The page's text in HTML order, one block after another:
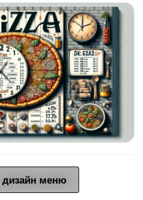
дизайн меню